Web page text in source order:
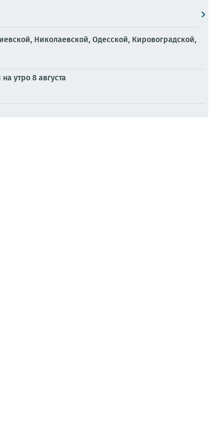
Николаевской, Одесской, Кировоградской,
утро 8 августа